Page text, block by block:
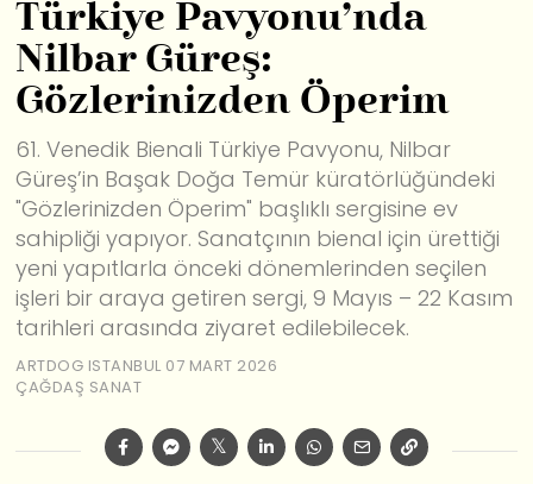
Türkiye Pavyonu’nda
Nilbar Güreş:
Gözlerinizden Öperim
61. Venedik Bienali Türkiye Pavyonu, Nilbar
Güreş’in Başak Doğa Temür küratörlüğündeki
"Gözlerinizden Öperim" başlıklı sergisine ev
sahipliği yapıyor. Sanatçının bienal için ürettiği
yeni yapıtlarla önceki dönemlerinden seçilen
işleri bir araya getiren sergi, 9 Mayıs – 22 Kasım
tarihleri arasında ziyaret edilebilecek.
ARTDOG ISTANBUL 07 MART 2026
ÇAĞDAŞ SANAT